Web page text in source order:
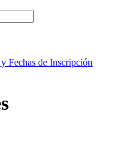
Fechas de Inscripción